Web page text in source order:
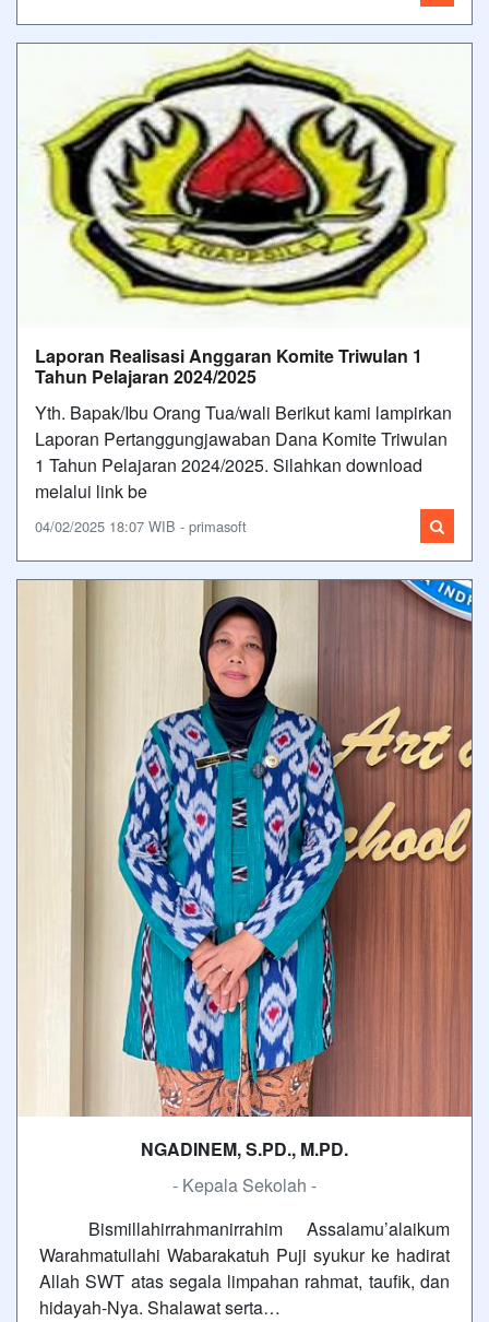
Laporan Realisasi Anggaran Komite Triwulan 1
Tahun Pelajaran 2024/2025
Yth. Bapak/Ibu Orang Tua/wali Berikut kami lampirkan
Laporan Pertanggungjawaban Dana Komite Triwulan
1 Tahun Pelajaran 2024/2025. Silahkan download
melalui link be
04/02/2025 18:07 WIB - primasoft
NGADINEM, S.PD., M.PD.
- Kepala Sekolah -
Bismillahirrahmanirrahim Assalamu’alaikum
Warahmatullahi Wabarakatuh Puji syukur ke hadirat
Allah SWT atas segala limpahan rahmat, taufik, dan
hidayah-Nya. Shalawat serta…